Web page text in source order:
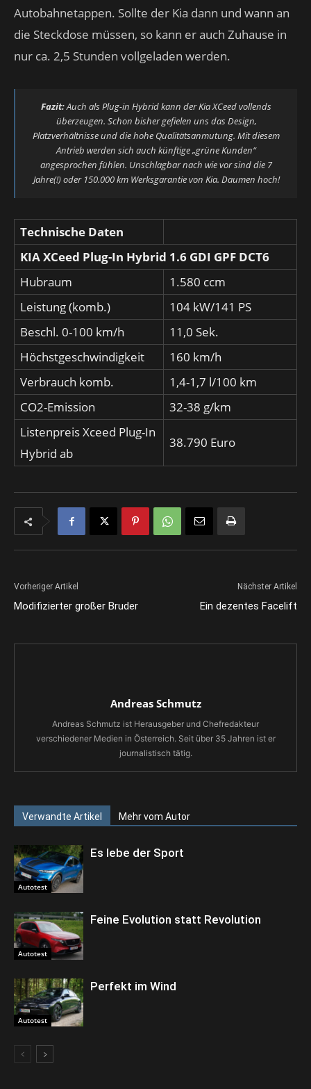
Autobahnetappen. Sollte der Kia dann und wann an
die Steckdose müssen, so kann er auch Zuhause in
nur ca. 2,5 Stunden vollgeladen werden.
Fazit:Auch als Plug-in Hybrid kann der Kia XCeed vollends
überzeugen. Schon bisher gefielen uns das Design,
Platzverhältnisse und die hohe Qualitätsanmutung. Mit diesem
Antrieb werden sich auch künftige „grüne Kunden“
angesprochen fühlen. Unschlagbar nach wie vor sind die 7
Jahre(!) oder 150.000 km Werksgarantie von Kia. Daumen hoch!
Technische Daten
KIA XCeed Plug-In Hybrid 1.6 GDI GPF DCT6
Hubraum
1.580 ccm
Leistung (komb.)
104 kW/141 PS
Beschl. 0-100 km/h
11,0 Sek.
Höchstgeschwindigkeit
160 km/h
Verbrauch komb.
1,4-1,7 l/100 km
CO2-Emission
32-38 g/km
Listenpreis Xceed Plug-In
Hybrid ab
38.790 Euro
Vorheriger Artikel
Modifizierter großer Bruder
Nächster Artikel
Ein dezentes Facelift
Andreas Schmutz
Andreas Schmutz ist Herausgeber und Chefredakteur
verschiedener Medien in Österreich. Seit über 35 Jahren ist er
journalistisch tätig.
Verwandte Artikel Mehr vom Autor
Autotest
Es lebe der Sport
Autotest
Feine Evolution statt Revolution
Autotest
Perfekt im Wind